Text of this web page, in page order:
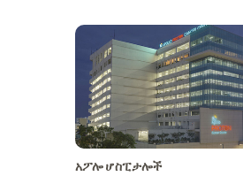
አፖሎ ሆስፒታሎች